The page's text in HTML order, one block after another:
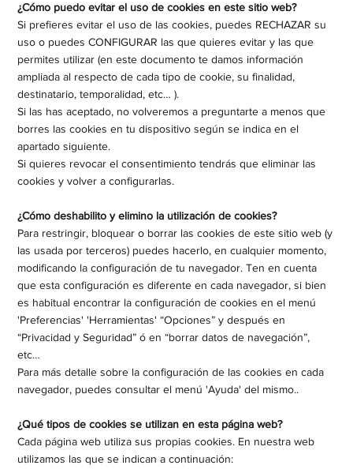
¿Cómo puedo evitar el uso de cookies en este sitio web?
Si prefieres evitar el uso de las cookies, puedes RECHAZAR su
uso o puedes CONFIGURAR las que quieres evitar y las que
permites utilizar (en este documento te damos información
ampliada al respecto de cada tipo de cookie, su finalidad,
destinatario, temporalidad, etc… ).
Si las has aceptado, no volveremos a preguntarte a menos que
borres las cookies en tu dispositivo según se indica en el
apartado siguiente.
Si quieres revocar el consentimiento tendrás que eliminar las
cookies y volver a configurarlas.
¿Cómo deshabilito y elimino la utilización de cookies?
Para restringir, bloquear o borrar las cookies de este sitio web (y
las usada por terceros) puedes hacerlo, en cualquier momento,
modificando la configuración de tu navegador. Ten en cuenta
que esta configuración es diferente en cada navegador, si bien
es habitual encontrar la configuración de cookies en el menú
'Preferencias' 'Herramientas' “Opciones” y después en
“Privacidad y Seguridad” ó en “borrar datos de navegación”,
etc…
Para más detalle sobre la configuración de las cookies en cada
navegador, puedes consultar el menú 'Ayuda' del mismo..​
¿Qué tipos de cookies se utilizan en esta página web?
Cada página web utiliza sus propias cookies. En nuestra web
utilizamos las que se indican a continuación: